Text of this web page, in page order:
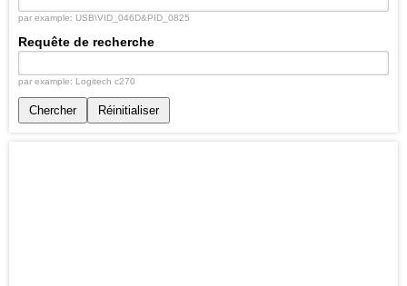
par example: USB\VID_046D&PID_0825
Requête de recherche
par example: Logitech c270
Chercher Réinitialiser